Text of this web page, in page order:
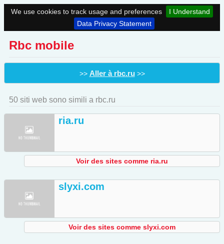
We use cookies to track usage and preferences
I Understand
Data Privacy Statement
Rbc mobile
>> Aller à rbc.ru>>
50 siti web sono simili a rbc.ru
ria.ru
Voir des sites comme ria.ru
slyxi.com
Voir des sites comme slyxi.com